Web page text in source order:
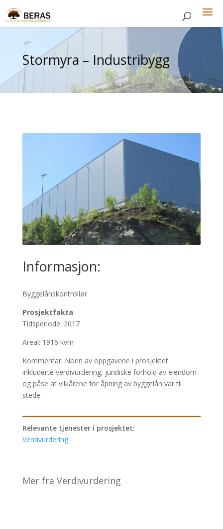
Stormyra – Industribygg
Informasjon:
Byggelånskontrollør
Prosjektfakta
Tidsperiode: 2017
Areal: 1916 kvm
Kommentar: Noen av oppgavene i prosjektet
inkluderte verdivurdering, juridiske forhold av eiendom
og påse at vilkårene for åpning av byggelån var til
stede.
Verdivurdering
Mer fra Verdivurdering